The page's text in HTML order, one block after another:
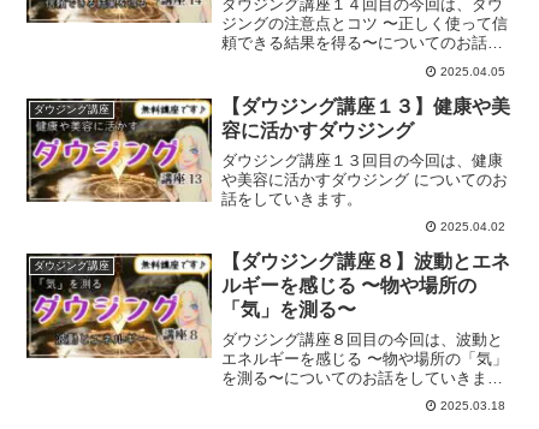
ダウジング講座１４回目の今回は、ダウ
ジングの注意点とコツ 〜正しく使って信
頼できる結果を得る〜についてのお話を
2025.04.05
ダウジング講座
【ダウジング講座１３】健康や美
容に活かすダウジング
ダウジング講座１３回目の今回は、健康
や美容に活かすダウジング についてのお
話をしていきます。
2025.04.02
ダウジング講座
【ダウジング講座８】波動とエネ
ルギーを感じる 〜物や場所の
「気」を測る〜
ダウジング講座８回目の今回は、波動と
エネルギーを感じる 〜物や場所の「気」
を測る〜についてのお話をしていきま
2025.03.18